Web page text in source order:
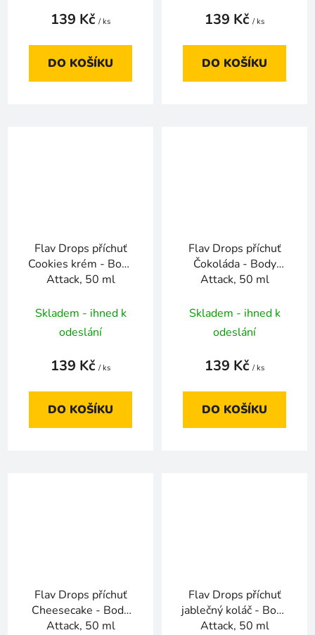
139 Kč / ks
DO KOŠÍKU
139 Kč / ks
DO KOŠÍKU
Flav Drops příchuť
Cookies krém - Body
Attack, 50 ml
Skladem - ihned k
odeslání
139 Kč / ks
DO KOŠÍKU
Flav Drops příchuť
Čokoláda - Body
Attack, 50 ml
Skladem - ihned k
odeslání
139 Kč / ks
DO KOŠÍKU
Flav Drops příchuť
Cheesecake - Body
Attack, 50 ml
Flav Drops příchuť
jablečný koláč - Body
Attack, 50 ml